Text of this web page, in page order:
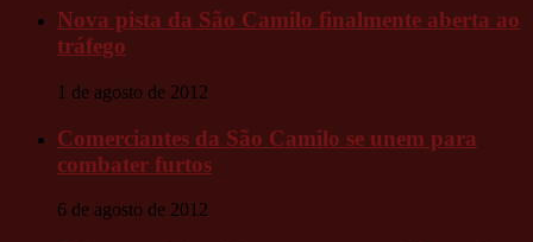
Nova pista da São Camilo finalmente aberta ao
tráfego
1 de agosto de 2012
Comerciantes da São Camilo se unem para
combater furtos
6 de agosto de 2012